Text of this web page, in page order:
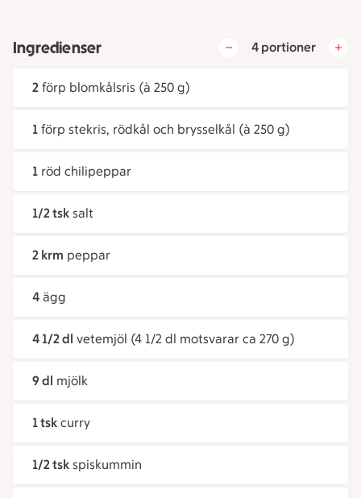
Ingredienser 4 portioner
2 förp blomkålsris (à 250 g)
1 förp stekris, rödkål och brysselkål (à 250 g)
1 röd chilipeppar
1/2 tsk salt
2 krm peppar
4 ägg
4 1/2 dl vetemjöl (4 1/2 dl motsvarar ca 270 g)
9 dl mjölk
1 tsk curry
1/2 tsk spiskummin